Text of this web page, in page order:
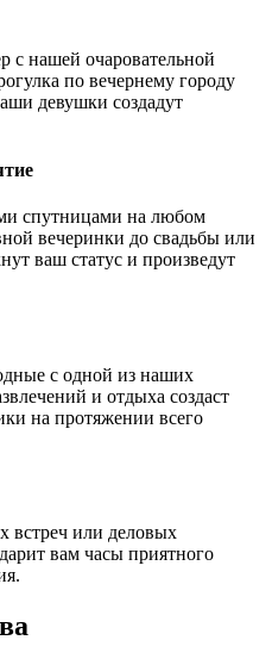
с нашей очаровательной
по вечернему городу
девушки создадут
спутницами на любом
вечеринки до свадьбы или
ваш статус и произведут
с одной из наших
и отдыха создаст
на протяжении всего
встреч или деловых
вам часы приятного